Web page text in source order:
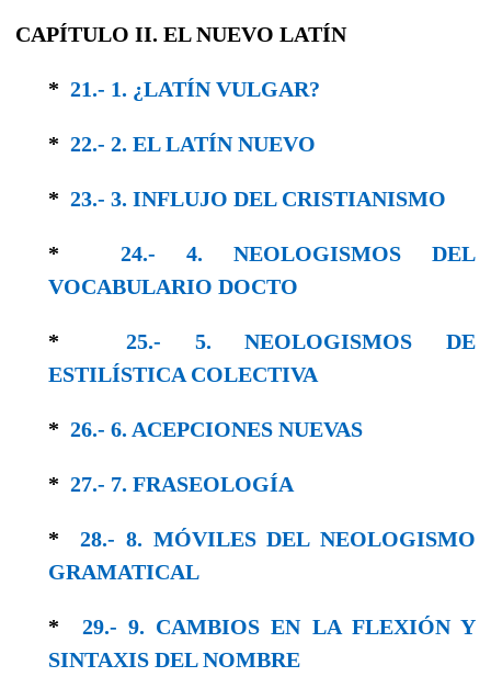
CAPÍTULO II. EL NUEVO LATÍN
* 21.- 1. ¿LATÍN VULGAR?
* 22.- 2. EL LATÍN NUEVO
* 23.- 3. INFLUJO DEL CRISTIANISMO
* 24.- 4. NEOLOGISMOS DEL
VOCABULARIO DOCTO
*25.- 5. NEOLOGISMOS DE
ESTILÍSTICA COLEC­TIVA
* 26.- 6. ACEPCIONES NUEVAS
* 27.- 7. FRASEOLOGÍA
*28.- 8. MÓVILES DEL NEOLOGISMO
GRAMA­TICAL
* 29.- 9. CAMBIOS EN LA FLEXIÓN Y
SINTAXIS DEL NOMBRE